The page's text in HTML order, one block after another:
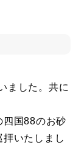
ました。共に
四国88のお砂
いたしまし